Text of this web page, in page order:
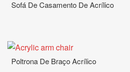
Sofá De Casamento De Acrílico
Poltrona De Braço Acrílico